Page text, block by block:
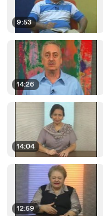
9:53
14:26
14:04
12:59